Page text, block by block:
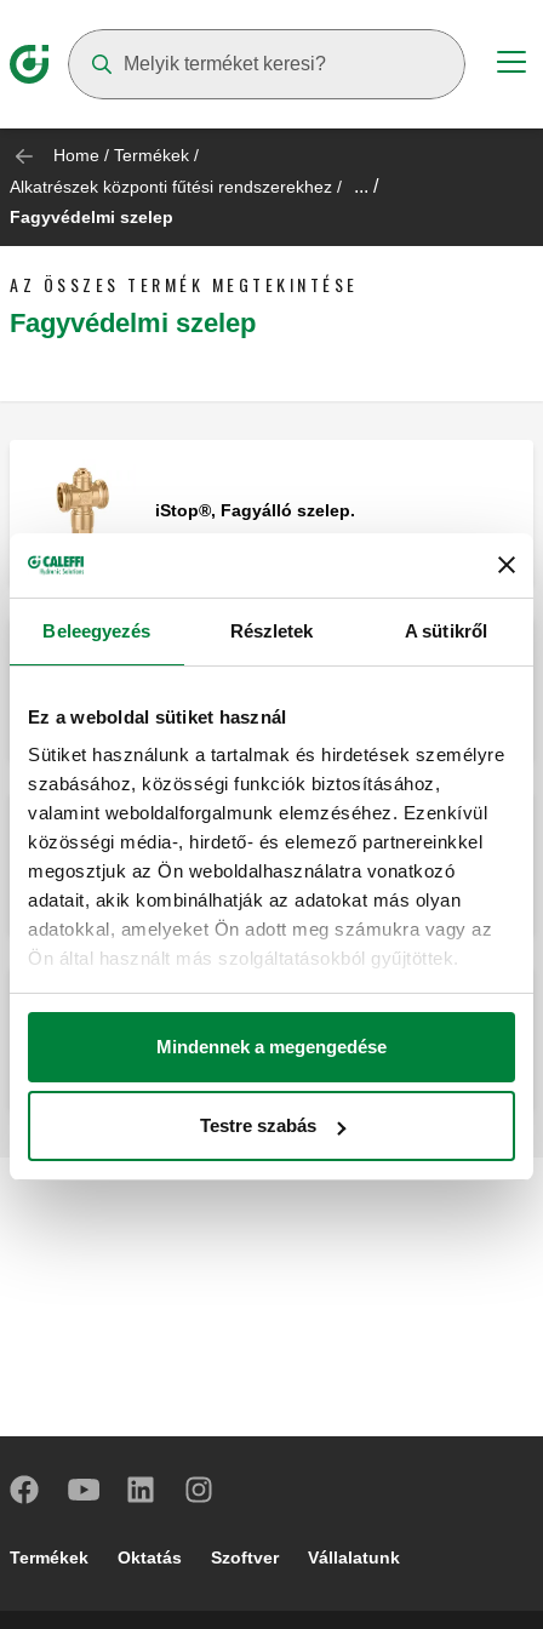
Beleegyezés Részletek A sütikről
Ez a weboldal sütiket használ
Sütiket használunk a tartalmak és hirdetések személyre
szabásához, közösségi funkciók biztosításához,
valamint weboldalforgalmunk elemzéséhez. Ezenkívül
közösségi média-, hirdető- és elemező partnereinkkel
megosztjuk az Ön weboldalhasználatra vonatkozó
adatait, akik kombinálhatják az adatokat más olyan
adatokkal, amelyeket Ön adott meg számukra vagy az
Ön által használt más szolgáltatásokból gyűjtöttek.
Mindennek a megengedése
Testre szabás
Home / Termékek /
Alkatrészek központi fűtési rendszerekhez / ... /
Fagyvédelmi szelep
AZ ÖSSZES TERMÉK MEGTEKINTÉSE
Fagyvédelmi szelep
iStop®, Fagyálló szelep.
iStop®, Fagyálló szelep.
szelepekhez.
Footer main navigation
Termékek Oktatás Szoftver Vállalatunk